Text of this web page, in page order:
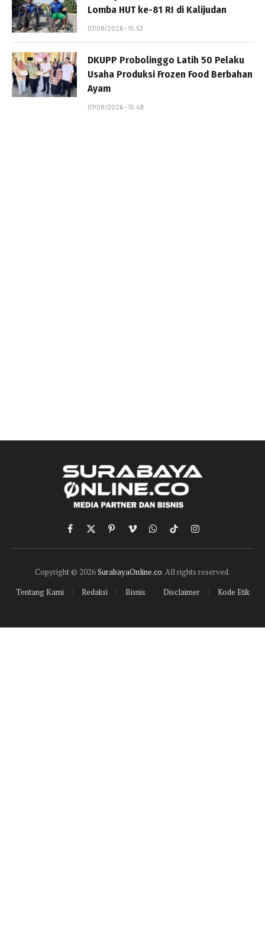
Lomba HUT ke-81 RI di Kalijudan
07/08/2026 - 15:53
DKUPP Probolinggo Latih 50 Pelaku
Usaha Produksi Frozen Food Berbahan
Ayam
07/08/2026 - 15:49
Facebook
X
(Twitter)
PinterestVimeoWhatsApp
TikTokInstagram
Copyright © 2026SurabayaOnline.co. All rights reserved.
Tentang Kami
Redaksi Bisnis Disclaimer Kode Etik